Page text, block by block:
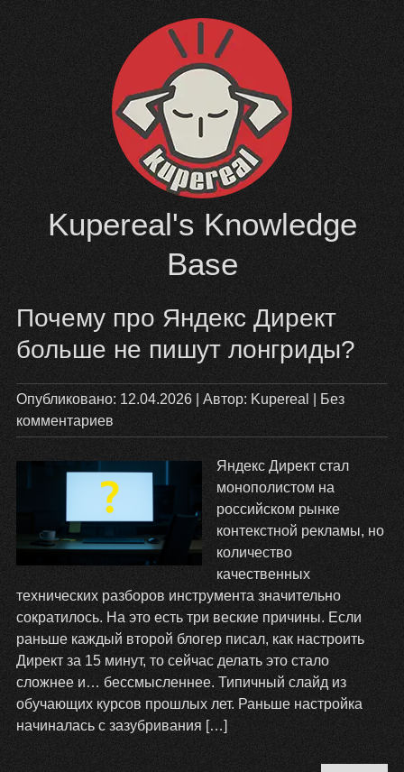
Перейти
содержимому
Kupereal's Knowledge
Base
Почему про Яндекс Директ
больше не пишут лонгриды?
Опубликовано: 12.04.2026| Автор: Kupereal
Без
комментариев
Яндекс Директ стал
монополистом на
российском рынке
контекстной рекламы, но
количество
качественных
технических разборов инструмента значительно
сократилось. На это есть три веские причины. Если
раньше каждый второй блогер писал, как настроить
Директ за 15 минут, то сейчас делать это стало
сложнее и… бессмысленнее. Типичный слайд из
обучающих курсов прошлых лет. Раньше настройка
начиналась с зазубривания […]